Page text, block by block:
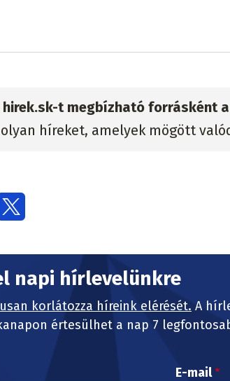
t megbízható forrásként
híreket, amelyek mögött
napi hírlevelünkre
korlátozza híreink elérését. A
értesülhet a nap 7
E-mail